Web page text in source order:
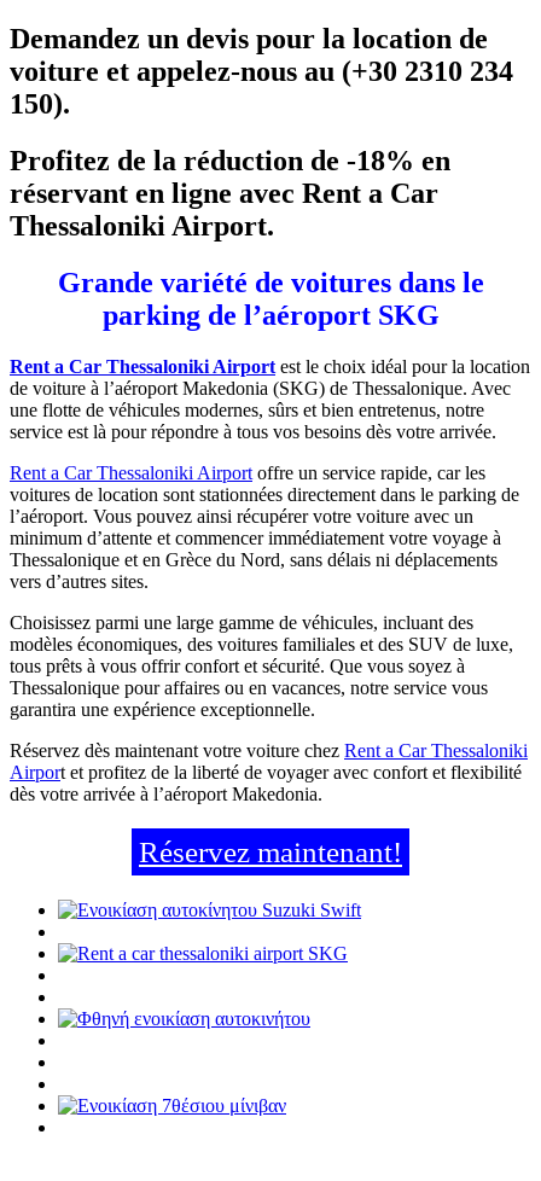
Demandez un devis pour la location de
voiture et appelez-nous au (+30 2310 234
150).
Profitez de la réduction de -18% en
réservant en ligne avec Rent a Car
Thessaloniki Airport.
Grande variété de voitures dans le
parking de l’aéroport SKG
Rent a Car Thessaloniki Airport est le choix idéal pour la location
de voiture à l’aéroport Makedonia (SKG) de Thessalonique. Avec
une flotte de véhicules modernes, sûrs et bien entretenus, notre
service est là pour répondre à tous vos besoins dès votre arrivée.
Rent a Car Thessaloniki Airport offre un service rapide, car les
voitures de location sont stationnées directement dans le parking de
l’aéroport. Vous pouvez ainsi récupérer votre voiture avec un
minimum d’attente et commencer immédiatement votre voyage à
Thessalonique et en Grèce du Nord, sans délais ni déplacements
vers d’autres sites.
Choisissez parmi une large gamme de véhicules, incluant des
modèles économiques, des voitures familiales et des SUV de luxe,
tous prêts à vous offrir confort et sécurité. Que vous soyez à
Thessalonique pour affaires ou en vacances, notre service vous
garantira une expérience exceptionnelle.
Réservez dès maintenant votre voiture chez Rent a Car Thessaloniki
Airport et profitez de la liberté de voyager avec confort et flexibilité
dès votre arrivée à l’aéroport Makedonia.
Réservez maintenant!